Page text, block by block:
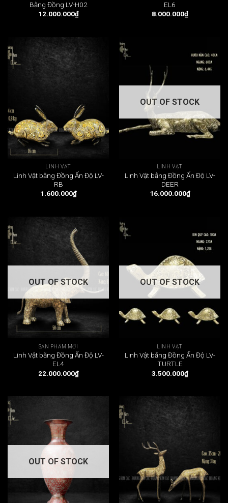
Bằng Đồng LV-H02
12.000.000₫
EL6
8.000.000₫
LINH VẬT
Linh Vật bằng Đồng Ấn Độ LV-
RB
1.600.000₫
OUT OF STOCK
LINH VẬT
Linh Vật bằng Đồng Ấn Độ LV-
DEER
16.000.000₫
OUT OF STOCK
SẢN PHẨM MỚI
Linh Vật bằng Đồng Ấn Độ LV-
EL4
22.000.000₫
OUT OF STOCK
LINH VẬT
Linh Vật bằng Đồng Ấn Độ LV-
TURTLE
3.500.000₫
OUT OF STOCK